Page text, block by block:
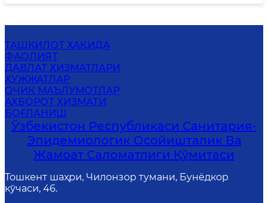
ТАШКИЛОТ ҲАҚИДА
ФАОЛИЯТ
ДАВЛАТ ХИЗМАТЛАРИ
ҲУЖЖАТЛАР
ОЧИҚ МАЪЛУМОТЛАР
АХБОРОТ ХИЗМАТИ
БОҒЛАНИШ
Ўзбекистон Республикаси Санитария-
Эпидемиологик Осойишталик Ва
Жамоат Саломатлиги Қўмитаси
Тошкент шаҳри, Чилонзор тумани, Бунёдкор
кўчаси, 46.